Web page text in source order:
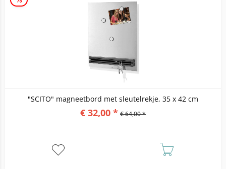
"SCITO" magneetbord met sleutelrekje, 35 x 42 cm
€ 32,00 * € 64,00 *